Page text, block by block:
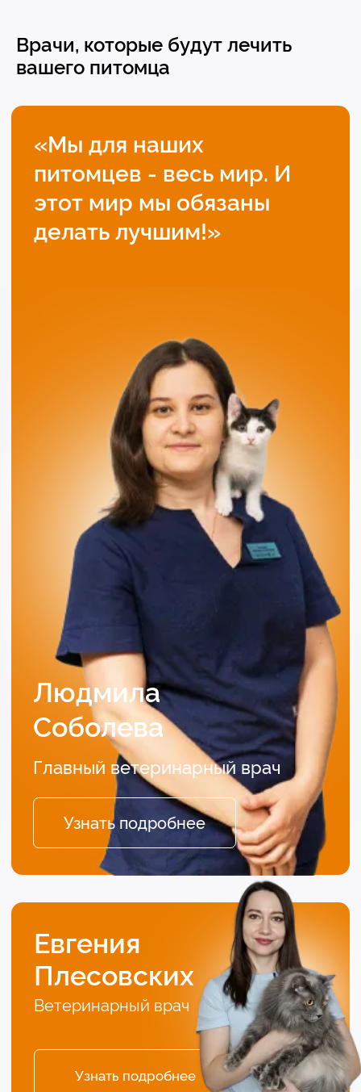
Врачи, которые будут лечить
вашего питомца
Главный ветеринарный врач
Ветеринарный врач
Узнать подробнее
Узнать подробнее
Узнать подробнее
Баженова
Людмила
Соболева
4.9 4.8